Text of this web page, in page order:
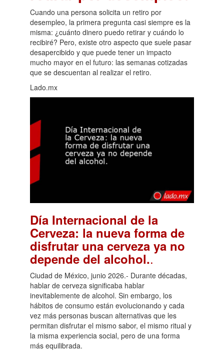
Cuando una persona solicita un retiro por
desempleo, la primera pregunta casi siempre es la
misma: ¿cuánto dinero puedo retirar y cuándo lo
recibiré? Pero, existe otro aspecto que suele pasar
desapercibido y que puede tener un impacto
mucho mayor en el futuro: las semanas cotizadas
que se descuentan al realizar el retiro.
Lado.mx
Día Internacional de la
Cerveza: la nueva forma de
disfrutar una cerveza ya no
depende del alcohol..
Ciudad de México, junio 2026.- Durante décadas,
hablar de cerveza significaba hablar
inevitablemente de alcohol. Sin embargo, los
hábitos de consumo están evolucionando y cada
vez más personas buscan alternativas que les
permitan disfrutar el mismo sabor, el mismo ritual y
la misma experiencia social, pero de una forma
más equilibrada.